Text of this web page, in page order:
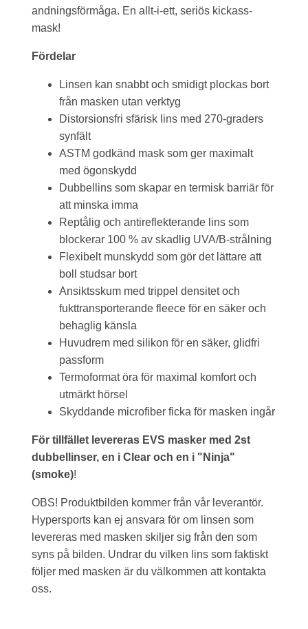
andningsförmåga. En allt-i-ett, seriös kickass-
mask!
Fördelar
Linsen kan snabbt och smidigt plockas bort
från masken utan verktyg
Distorsionsfri sfärisk lins med 270-graders
synfält
ASTM godkänd mask som ger maximalt
med ögonskydd
Dubbellins som skapar en termisk barriär för
att minska imma
Reptålig och antireflekterande lins som
blockerar 100 % av skadlig UVA/B-strålning
Flexibelt munskydd som gör det lättare att
boll studsar bort
Ansiktsskum med trippel densitet och
fukttransporterande fleece för en säker och
behaglig känsla
Huvudrem med silikon för en säker, glidfri
passform
Termoformat öra för maximal komfort och
utmärkt hörsel
Skyddande microfiber ficka för masken ingår
För tillfället levereras EVS masker med 2st
dubbellinser, en i Clear och en i "Ninja"
(smoke)!
OBS! Produktbilden kommer från vår leverantör.
Hypersports kan ej ansvara för om linsen som
levereras med masken skiljer sig från den som
syns på bilden. Undrar du vilken lins som faktiskt
följer med masken är du välkommen att kontakta
oss.